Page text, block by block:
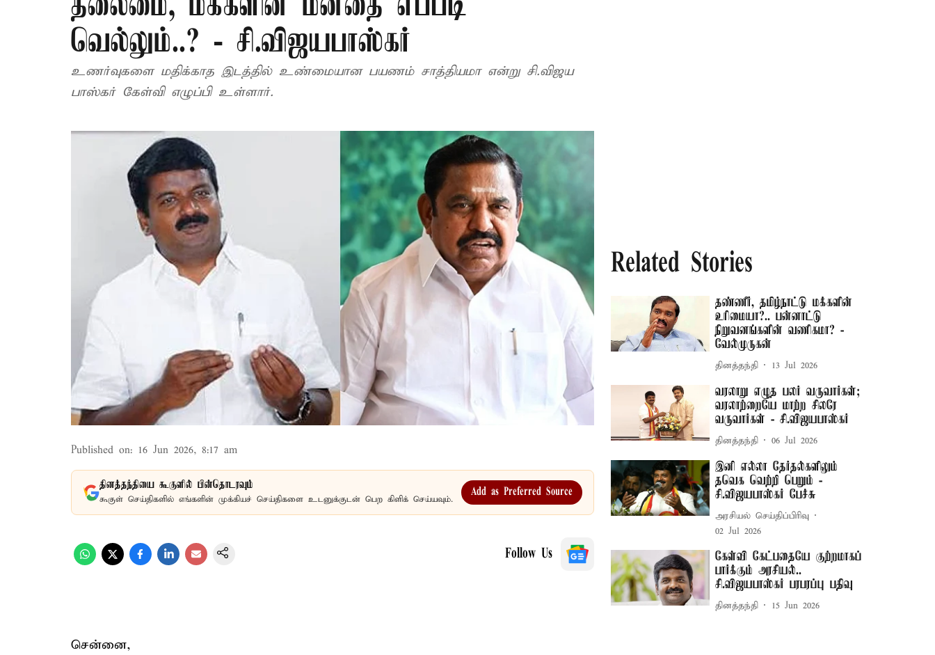
வெல்லும்..? - சி.விஜயபாஸ்கர்
உணர்வுகளை மதிக்காத இடத்தில் உண்மையான பயணம் சாத்தியமா என்று சி.விஜய
பாஸ்கர் கேள்வி எழுப்பி உள்ளார்.
Published on: 16 Jun 2026, 8:17 am
தினத்தந்தியை கூகுளில் பின்தொடரவும்
கூகுள் செய்திகளில் எங்களின் முக்கியச் செய்திகளை உடனுக்குடன் பெற கிளிக் செய்யவும்.
Add as Preferred Source
Follow Us
சென்னை,
Related Stories
தண்ணீர், தமிழ்நாட்டு மக்களின்
உரிமையா?.. பன்னாட்டு
நிறுவனங்களின் வணிகமா? -
வேல்முருகன்
தினத்தந்தி 13 Jul 2026
வரலாறு எழுத பலர் வருவார்கள்;
வரலாற்றையே மாற்ற சிலரே
வருவார்கள் - சி.விஜயபாஸ்கர்
தினத்தந்தி 06 Jul 2026
இனி எல்லா தேர்தல்களிலும்
தவெக வெற்றி பெறும் -
சி.விஜயபாஸ்கர் பேச்சு
அரசியல் செய்திப்பிரிவு
02 Jul 2026
கேள்வி கேட்பதையே குற்றமாகப்
பார்க்கும் அரசியல்..
சி.விஜயபாஸ்கர் பரபரப்பு பதிவு
தினத்தந்தி 15 Jun 2026